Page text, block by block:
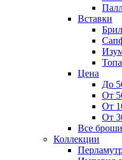
Вставки
Цена
До
От
От
От
Все броши
Коллекции